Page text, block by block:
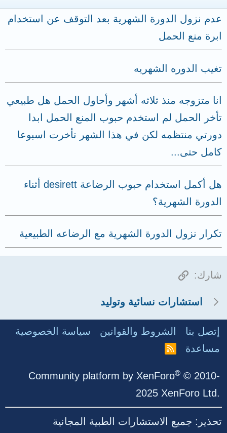
عدم نزول الدورة الشهرية بعد التوقف عن استخدام
ابرة منع الحمل
تغيب الدوره الشهريه
انا متزوجه منذ ثلاثه أشهر وأحاول الحمل هل طبيعي
تأخر الحمل لم استخدم حبوب المنع الحمل ابدا
دورتي منتظمه لكن في هذا الشهر تأخرت اسبوعا
كامل حتى...
هل أكمل استخدام حبوب الرضاعة desirett أثناء
الدورة الشهرية؟
تكرار نزول الدورة الشهرية مع الرضاعه الطبيعية
شارك: الرابط
استشارات نسائية وتوليد
إتصل بنا الشروط والقوانين
سياسة الخصوصية
مساعدة
R
Community platform by XenForo® © 2010-
2025 XenForo Ltd.
تحذير: جميع الاستشارات الطبية المجانية